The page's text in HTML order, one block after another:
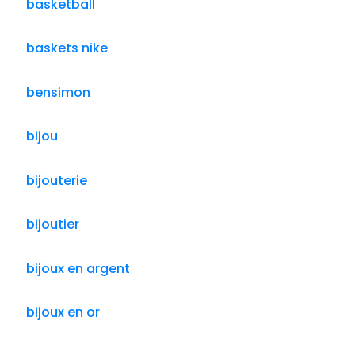
basketball
baskets nike
bensimon
bijou
bijouterie
bijoutier
bijoux en argent
bijoux en or